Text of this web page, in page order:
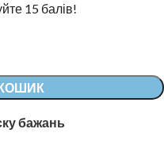
15 балів!
бажань